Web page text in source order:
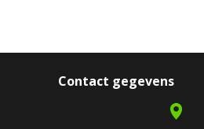
Contact gegevens